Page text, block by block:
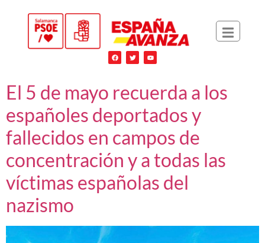
El 5 de mayo recuerda a los
españoles deportados y
fallecidos en campos de
concentración y a todas las
víctimas españolas del
nazismo